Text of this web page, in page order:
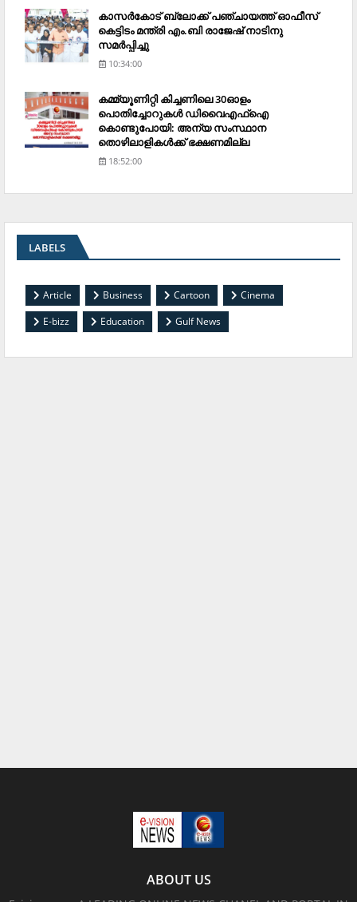
കാസര്‍കോട് ബ്ലോക്ക് പഞ്ചായത്ത് ഓഫീസ്
കെട്ടിടം മന്ത്രി എം.ബി രാജേഷ് നാടിനു
സമര്‍പ്പിച്ചു
10:34:00
കമ്മ്യൂണിറ്റി കിച്ചണിലെ 30ഓളം
പൊതിച്ചോറുകള്‍ ഡിവൈഎഫ്‌ഐ
കൊണ്ടുപോയി: അന്യ സംസ്ഥാന
തൊഴിലാളികള്‍ക്ക് ഭക്ഷണമില്ല
18:52:00
LABELS
Article Business Cartoon
Cinema
E-bizz
Education Gulf News
ABOUT US